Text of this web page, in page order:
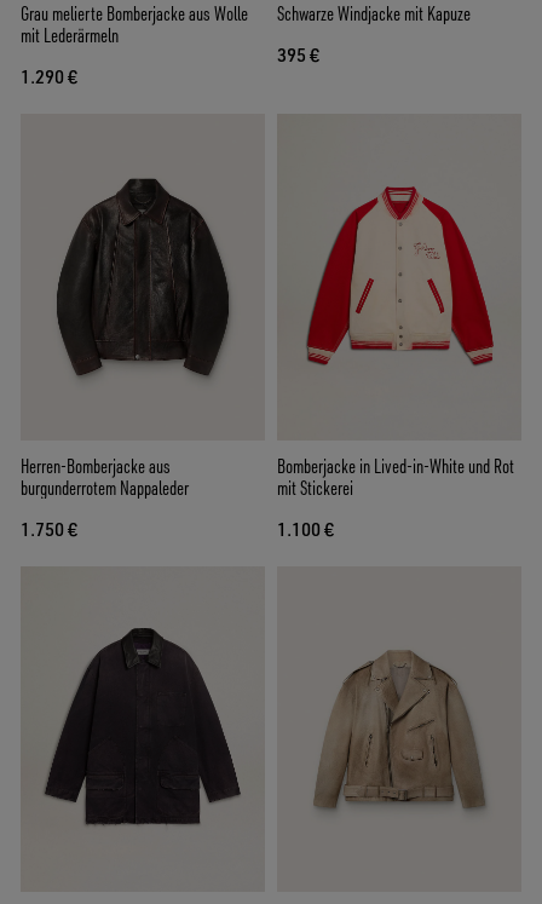
Grau melierte Bomberjacke aus Wolle
mit Lederärmeln
1.290 €
Schwarze Windjacke mit Kapuze
395 €
Herren-Bomberjacke aus
burgunderrotem Nappaleder
1.750 €
Bomberjacke in Lived-in-White und Rot
mit Stickerei
1.100 €